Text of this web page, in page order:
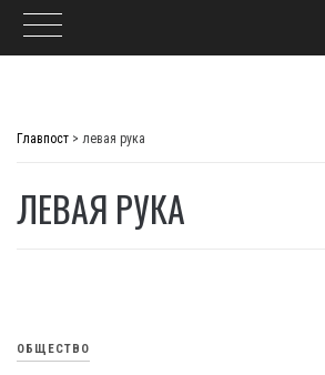
Главпост > левая рука
ЛЕВАЯ РУКА
ОБЩЕСТВО